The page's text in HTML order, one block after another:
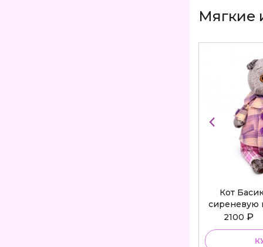
Мягкие
Кот
сиреневую
2100₽